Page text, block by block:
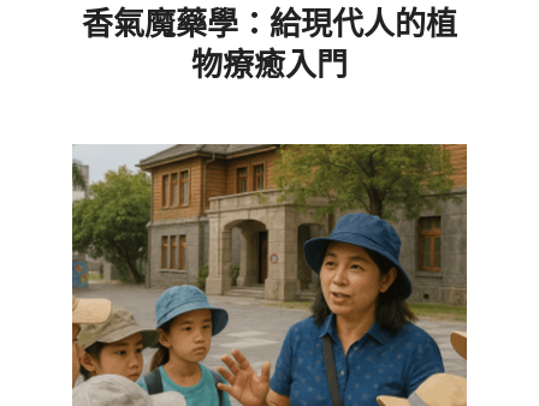
香氣魔藥學：給現代人的植
物療癒入門
19